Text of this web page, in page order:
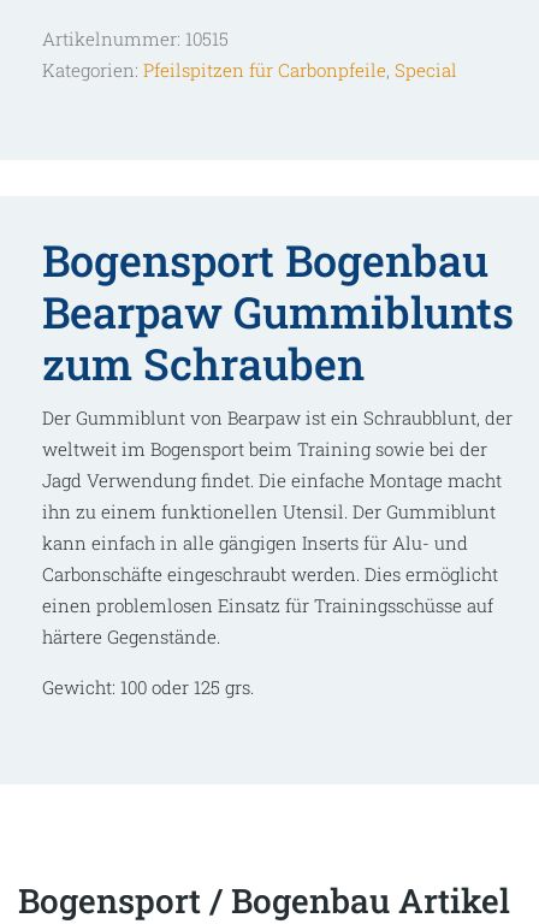
Schrauben
Menge
Artikelnummer: 10515
Kategorien: Pfeilspitzen für Carbonpfeile, Special
Bogensport Bogenbau
Bearpaw Gummiblunts
zum Schrauben
Der Gummiblunt von Bearpaw ist ein Schraubblunt, der
weltweit im Bogensport beim Training sowie bei der
Jagd Verwendung findet. Die einfache Montage macht
ihn zu einem funktionellen Utensil. Der Gummiblunt
kann einfach in alle gängigen Inserts für Alu- und
Carbonschäfte eingeschraubt werden. Dies ermöglicht
einen problemlosen Einsatz für Trainingsschüsse auf
härtere Gegenstände.
Gewicht: 100 oder 125 grs.
Bogensport / Bogenbau Artikel